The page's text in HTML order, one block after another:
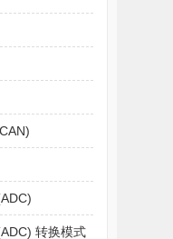
转换模式